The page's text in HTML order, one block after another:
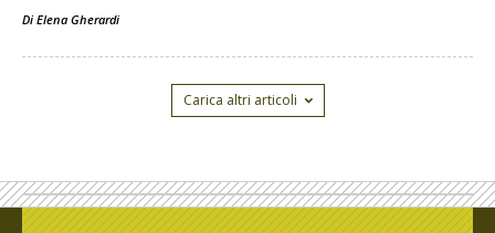
Di Elena Gherardi
Carica altri articoli